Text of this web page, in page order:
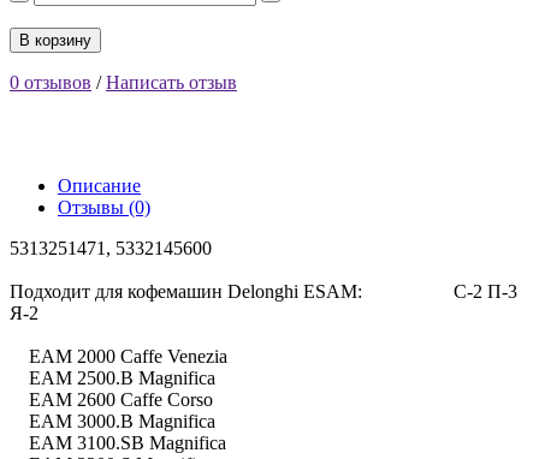
В корзину
0 отзывов /Написать отзыв
Описание
Отзывы (0)
5313251471, 5332145600
Подходит для кофемашин Delonghi ESAM: С-2 П-3
Я-2
EAM 2000 Caffe Venezia
EAM 2500.B Magnifica
EAM 2600 Caffe Corso
EAM 3000.B Magnifica
EAM 3100.SB Magnifica